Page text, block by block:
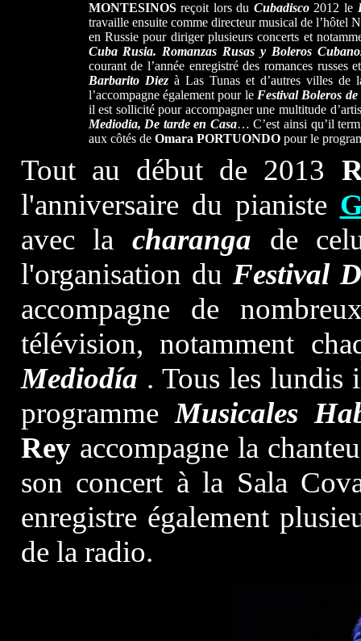
MONTESINOSreçoit lors du Cubadisco2012 le
travaille ensuite comme directeur musical de l’hôtel
en Russie pour diriger plusieurs concerts et
Cuba Rusia. Romanzas Rusas y Boleros
courant de l’année enregistré des romances russes
Barbarito Diezà Las Tunas et d’autres villes de
l’accompagne également pour le Festival Boleros
il est sollicité pour accompagner une multitude
Mediodia, De tarde en Casa… C’est ainsi qu’il
aux côtés de Omara PORTUONDO pour le
Tout au début de 2013
l'anniversaire du pianiste
avec la charanga de
l'organisation du Festival
accompagne de
télévision, notamment
Mediodía . Tous les lundis
programmeMusicales
Reyaccompagne la
son concert à la Sala
enregistre également
de la radio.